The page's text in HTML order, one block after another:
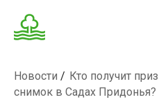
Новости
Кто получит
снимок в Садах Придонья?